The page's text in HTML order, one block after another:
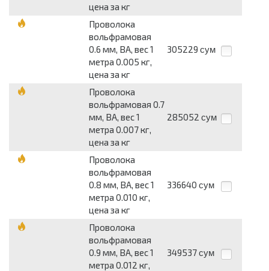
цена за кг
Проволока
вольфрамовая
0.6 мм, ВА, вес 1
метра 0.005 кг,
цена за кг
305229 сум
Проволока
вольфрамовая 0.7
мм, ВА, вес 1
метра 0.007 кг,
цена за кг
285052 сум
Проволока
вольфрамовая
0.8 мм, ВА, вес 1
метра 0.010 кг,
цена за кг
336640 сум
Проволока
вольфрамовая
0.9 мм, ВА, вес 1
метра 0.012 кг,
349537 сум